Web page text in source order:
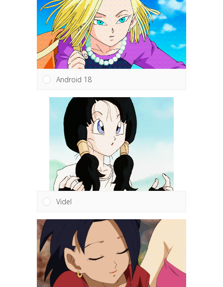
Android 18
Videl